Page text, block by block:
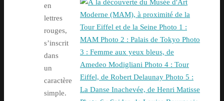
en
lettres
rouges,
s’inscrit
dans
un
caractère
simple.